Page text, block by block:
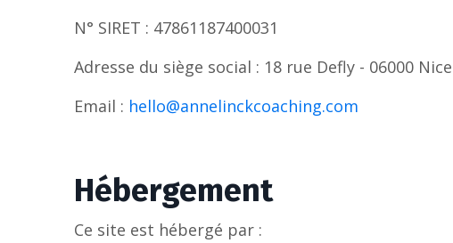
N° SIRET : 47861187400031
Adresse du siège social : 18 rue Defly - 06000 Nice
Email : hello@annelinckcoaching.com
Hébergement
Ce site est hébergé par :